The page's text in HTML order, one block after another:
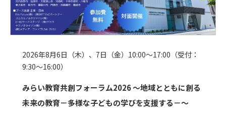
2026年8月6日（木）、7日（金）10:00～17:00（受付：
9:30～16:00）
みらい教育共創フォーラム2026 ～地域とともに創る
未来の教育－多様な子どもの学びを支援する－～